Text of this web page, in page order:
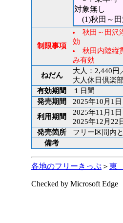
対象無し
(1)秋田～田
制限事項
秋田～田沢
効
秋田内陸縦
み有効
ねだん
大人：2,440円
大人休日倶楽
有効期間
１日間
発売期間
2025年10月1
利用期間
2025年11月1
2025年12月22
発売箇所
フリー区間内
備考
各地のフリーきっぷ ＞ 東
Checked by Microsoft Edge